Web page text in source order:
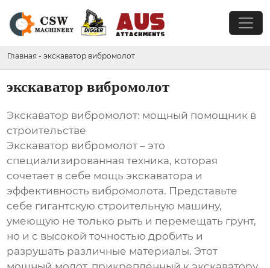
Главная - экскаватор вибромолот
экскаватор вибромолот
Экскаватор вибромолот: мощный помощник в
строительстве
Экскаватор вибромолот – это
специализированная техника, которая
сочетает в себе мощь экскаватора и
эффективность вибромолота. Представьте
себе гигантскую строительную машину,
умеющую не только рыть и перемещать грунт,
но и с высокой точностью дробить и
разрушать различные материалы. Этот